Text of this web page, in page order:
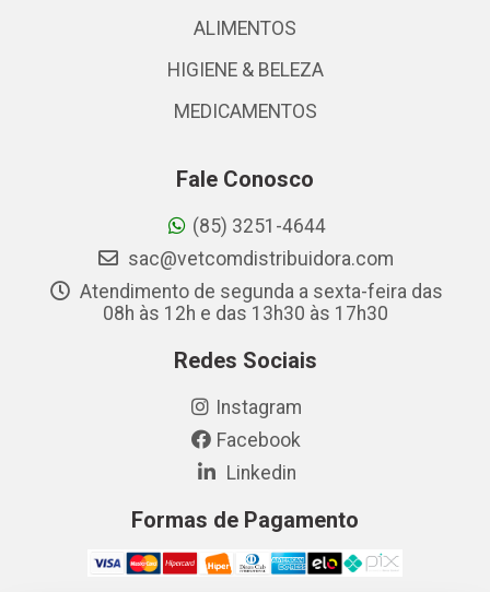
ALIMENTOS
HIGIENE & BELEZA
MEDICAMENTOS
Fale Conosco
(85) 3251-4644
sac@vetcomdistribuidora.com
Atendimento de segunda a sexta-feira das
08h às 12h e das 13h30 às 17h30
Redes Sociais
Instagram
Facebook
Linkedin
Formas de Pagamento